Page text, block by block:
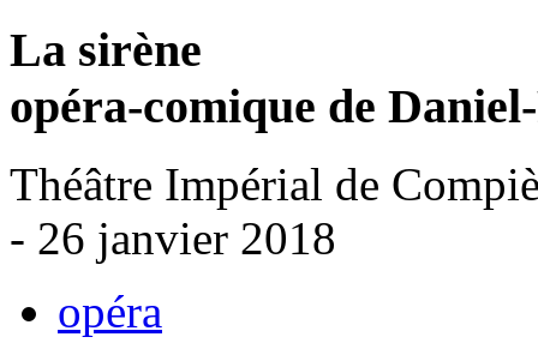
La sirène
opéra-comique de
Théâtre Impérial de
- 26 janvier 2018
opéra